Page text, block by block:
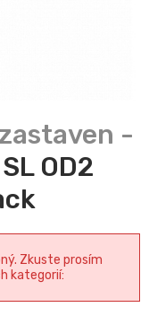
OD2
Zkuste prosím
kategorií: